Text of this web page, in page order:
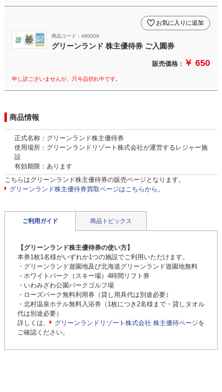
商品コード：490009
グリーンランド 株主優待券 ご入園券
お気に入りに追加
販売価格 : ￥ 650
申し訳ございませんが、只今品切れ中です。
商品情報
正式名称：グリーンランド株主優待券
使用場所：グリーンランドリゾート株式会社が運営するレジャー施
設
有効期限：あります
こちらはグリーンランド株主優待券の販売ページとなります。
グリーンランド株主優待券買取ページはこちらから。
ご利用ガイド 商品トピックス
【グリーンランド株主優待券の使い方】
本券1枚1名様がいずれか1つの施設でご利用いただけます。
・グリーンランド遊園地及び北海道グリーンランド遊園地無料
・ホワイトパーク（スキー場）4時間リフト券
・いわみざわ公園パークゴルフ場
・ローズパーク無料利用券（貸し用具代は別途必要）
・北村温泉ホテル無料入浴券（1枚につき2名様まで・貸しタオル
代は別途必要）
詳しくは、
グリーンランドリゾート株式会社 株主優待ページを
ご確認ください。